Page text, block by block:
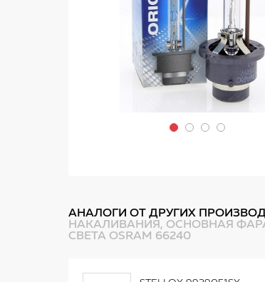
АНАЛОГИ ОТ ДРУГИХ
НАКАЛИВАНИЯ, ОСНОВНАЯ
СВЕТА OSRAM 66240